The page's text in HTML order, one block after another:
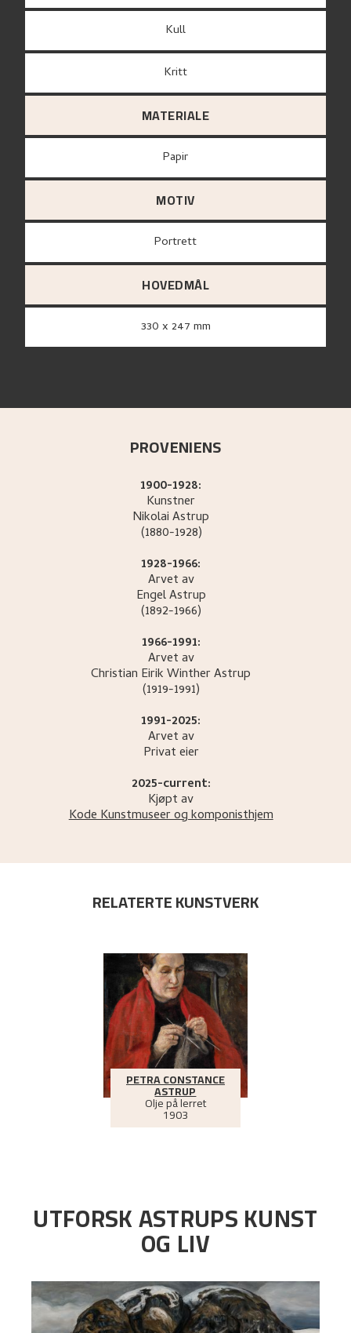
Kull
Kritt
MATERIALE
papir
MOTIV
Portrett
HOVEDMÅL
330 x 247 mm
PROVENIENS
1900-1928:
Kunstner
NikolaiAstrup
(1880-1928)
1928-1966:
Arvet av
EngelAstrup
(1892-1966)
1966-1991:
Arvet av
Christian Eirik WintherAstrup
(1919-1991)
1991-2025:
Arvet av
Privat eier
2025-current:
Kjøpt av
Kode Kunstmuseer og komponisthjem
RELATERTE KUNSTVERK
PETRA CONSTANCE
ASTRUP
Olje på lerret
1903
UTFORSK ASTRUPS KUNST
OG LIV